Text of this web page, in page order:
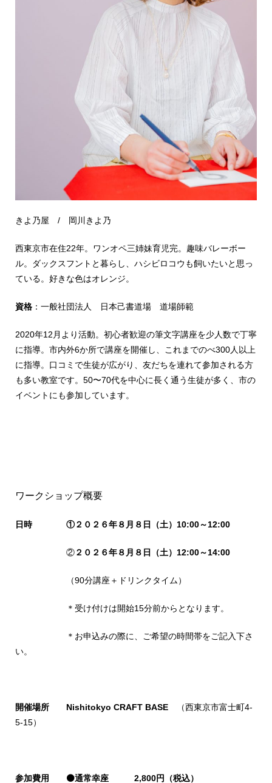
きよ乃屋 / 岡川きよ乃
西東京市在住22年。ワンオペ三姉妹育児完。趣味バレーボー
ル。ダックスフントと暮らし、ハシビロコウも飼いたいと思っ
ている。好きな色はオレンジ。
資格 ：一般社団法人 日本己書道場 道場師範
2020年12月より活動。初心者歓迎の筆文字講座を少人数で丁寧
に指導。市内外6か所で講座を開催し、これまでのべ300人以上
に指導。口コミで生徒が広がり、友だちを連れて参加される方
も多い教室です。50〜70代を中心に長く通う生徒が多く、市の
イベントにも参加しています。
ワークショップ概要
日時 ①２０２６年８月８日（土）10:00～12:00
②２０２６年８月８日（土）12:00～14:00
（90分講座＋ドリンクタイム）
＊受け付けは開始15分前からとなります。
＊お申込みの際に、ご希望の時間帯をご記入下さ
い。
開催場所 Nishitokyo CRAFT BASE （西東京市富士町4-
5-15）
参加費用 ⚫通常幸座 2,800円（税込）